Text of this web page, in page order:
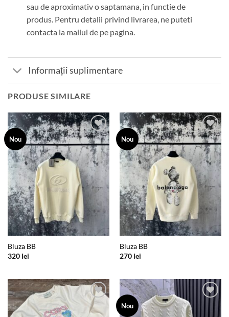
sau de aproximativ o saptamana, in functie de
produs. Pentru detalii privind livrarea, ne puteti
contacta la mailul de pe pagina.
Informații suplimentare
PRODUSE SIMILARE
Nou
Add to
wishlist
Bluza BB
320 lei
Nou
Add to
wishlist
Bluza BB
270 lei
Add to
wishlist
Nou
Add to
wishlist